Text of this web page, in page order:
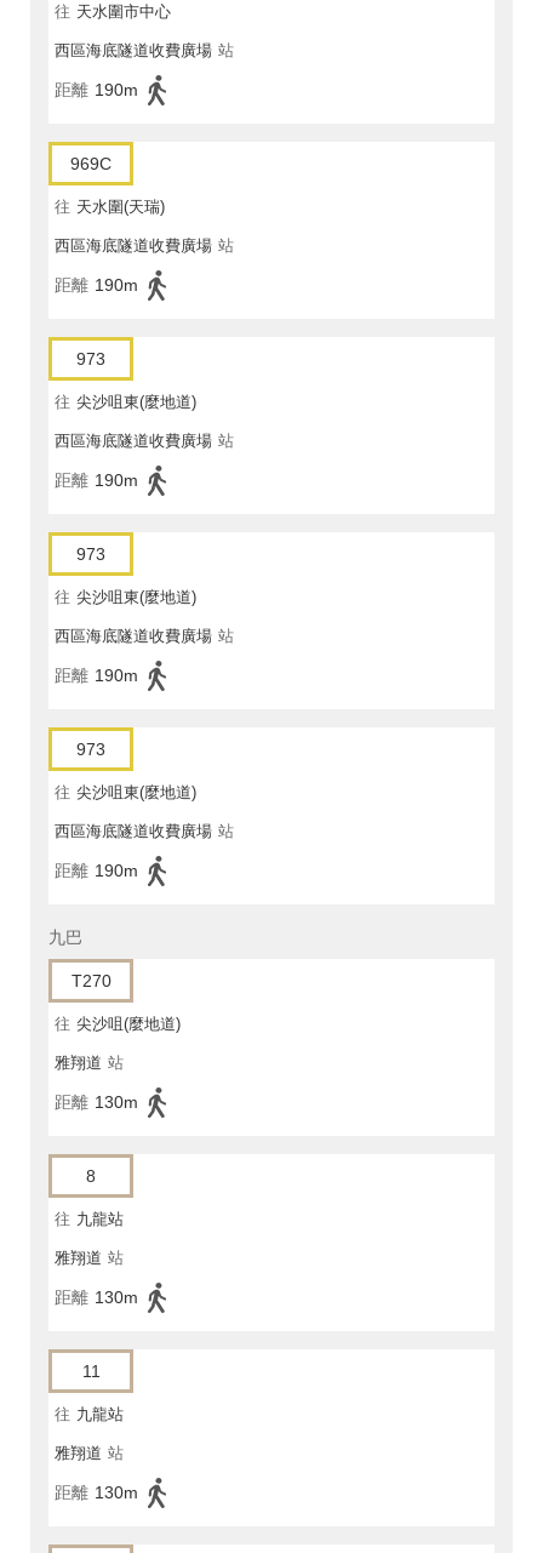
往 天水圍市中心
西區海底隧道收費廣場 站
距離 190m
969C
往 天水圍(天瑞)
西區海底隧道收費廣場 站
距離 190m
973
往 尖沙咀東(麼地道)
西區海底隧道收費廣場 站
距離 190m
973
往 尖沙咀東(麼地道)
西區海底隧道收費廣場 站
距離 190m
973
往 尖沙咀東(麼地道)
西區海底隧道收費廣場 站
距離 190m
九巴
T270
往 尖沙咀(麼地道)
雅翔道 站
距離 130m
8
往 九龍站
雅翔道 站
距離 130m
11
往 九龍站
雅翔道 站
距離 130m